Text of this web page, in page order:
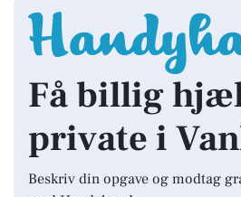
Få billig
private i
Beskriv din opgave og modtag